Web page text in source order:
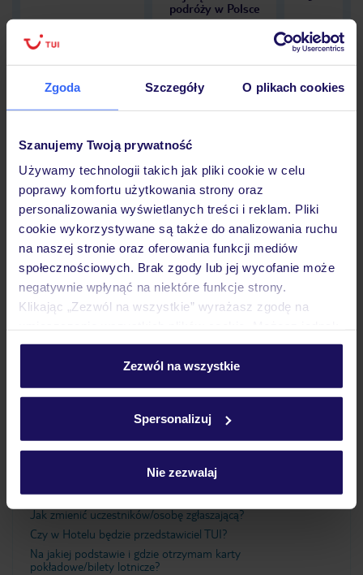
Zgoda Szczegóły O plikach cookies
Szanujemy Twoją prywatność
Używamy technologii takich jak pliki cookie w celu
poprawy komfortu użytkowania strony oraz
personalizowania wyświetlanych treści i reklam. Pliki
cookie wykorzystywane są także do analizowania ruchu
na naszej stronie oraz oferowania funkcji mediów
społecznościowych. Brak zgody lub jej wycofanie może
negatywnie wpłynąć na niektóre funkcje strony.
Klikając „Zezwól na wszystkie” wyrażasz zgodę na
personalizować swój wybór wchodząc w zakładkę
Szczegółowe informacje o plikach cookie znajdziesz
Zezwól na wszystkie
Spersonalizuj
Nie zezwalaj
podróży w Polsce
Hotel
Opinie
Pokoje
Wyżywienie
Ważne informacje
Jak zmienić uczestników/osobę zgłaszającą?
Czy w Hotelu będzie przedstawiciel TUI?
Na jakiej podstawie i gdzie otrzymam karty
pokładowe/bilety lotnicze?